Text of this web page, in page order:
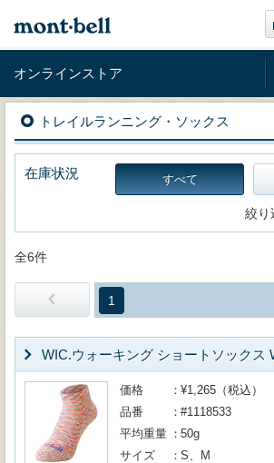
オンラインストア
トレイルランニング・ソックス
在庫状況 すべて
絞り
全6件
1
WIC.ウォーキング ショートソックス
価格
¥1,265（税込）
品番
#1118533
平均重量
50g
サイズ
S、M